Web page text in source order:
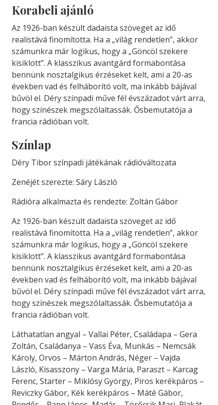
Korabeli ajánló
Az 1926-ban készült dadaista szöveget az idő
realistává finomította. Ha a „világ rendetlen”, akkor
számunkra már logikus, hogy a „Göncöl szekere
kisiklott”. A klasszikus avantgárd formabontása
bennünk nosztalgikus érzéseket kelt, ami a 20-as
években vad és felháborító volt, ma inkább bájával
bűvöl el. Déry színpadi műve fél évszázadot várt arra,
hogy színészek megszólaltassák. Ősbemutatója a
francia rádióban volt.
Színlap
Déry Tibor színpadi játékának rádióváltozata
Zenéjét szerezte: Sáry László
Rádióra alkalmazta és rendezte: Zoltán Gábor
Az 1926-ban készült dadaista szöveget az idő
realistává finomította. Ha a „világ rendetlen”, akkor
számunkra már logikus, hogy a „Göncöl szekere
kisiklott”. A klasszikus avantgárd formabontása
bennünk nosztalgikus érzéseket kelt, ami a 20-as
években vad és felháborító volt, ma inkább bájával
bűvöl el. Déry színpadi műve fél évszázadot várt arra,
hogy színészek megszólaltassák. Ősbemutatója a
francia rádióban volt.
Láthatatlan angyal – Vallai Péter, Családapa – Gera
Zoltán, Családanya – Vass Éva, Munkás – Nemcsák
Károly, Orvos – Márton András, Néger – Vajda
László, Kisasszony – Varga Mária, Paraszt – Karcag
Ferenc, Starter – Miklósy György, Piros kerékpáros –
Reviczky Gábor, Kék kerékpáros – Máté Gábor,